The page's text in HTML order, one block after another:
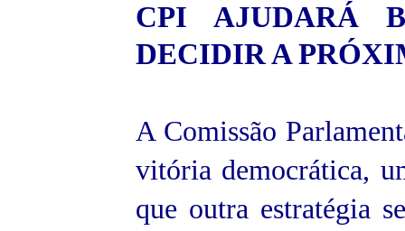
CPI AJUDARÁ
DECIDIR A
A Comissão
vitória democrática,
que outra estratégia